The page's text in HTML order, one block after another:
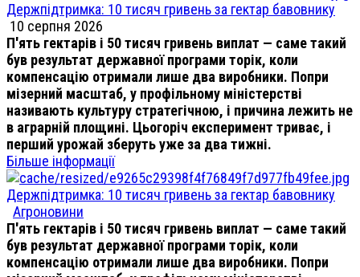
Держпідтримка: 10 тисяч гривень за гектар бавовнику
10 серпня 2026
П'ять гектарів і 50 тисяч гривень виплат — саме такий
був результат державної програми торік, коли
компенсацію отримали лише два виробники. Попри
мізерний масштаб, у профільному міністерстві
називають культуру стратегічною, і причина лежить не
в аграрній площині. Цьогоріч експеримент триває, і
перший урожай зберуть уже за два тижні.
Більше інформації
Держпідтримка: 10 тисяч гривень за гектар бавовнику
Агроновини
П'ять гектарів і 50 тисяч гривень виплат — саме такий
був результат державної програми торік, коли
компенсацію отримали лише два виробники. Попри